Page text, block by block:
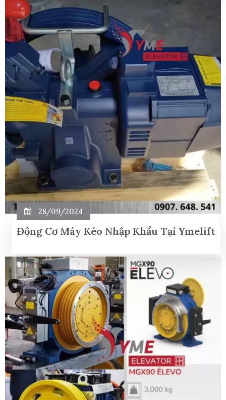
28/09/2024
Động Cơ Máy Kéo Nhập Khẩu Tại Ymelift